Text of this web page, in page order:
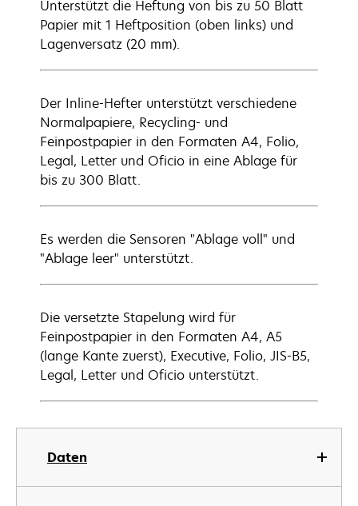
Daten
Unterstützt die Heftung von bis zu 50 Blatt
Papier mit 1 Heftposition (oben links) und
Lagenversatz (20 mm).
Der Inline-Hefter unterstützt verschiedene
Normalpapiere, Recycling- und
Feinpostpapier in den Formaten A4, Folio,
Legal, Letter und Oficio in eine Ablage für
bis zu 300 Blatt.
Es werden die Sensoren "Ablage voll" und
"Ablage leer" unterstützt.
Die versetzte Stapelung wird für
Feinpostpapier in den Formaten A4, A5
(lange Kante zuerst), Executive, Folio, JIS-B5,
Legal, Letter und Oficio unterstützt.